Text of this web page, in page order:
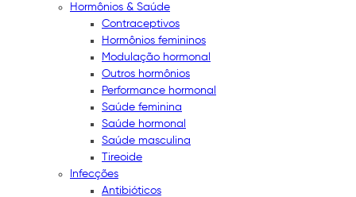
Hormônios & Saúde
Contraceptivos
Hormônios femininos
Modulação hormonal
Outros hormônios
Performance hormonal
Saúde feminina
Saúde hormonal
Saúde masculina
Tireoide
Infecções
Antibióticos